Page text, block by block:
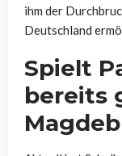
ihm der
Deutschland
Spielt
bereits